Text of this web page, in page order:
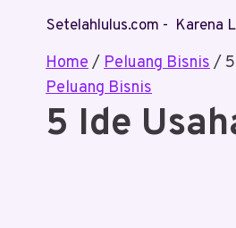
content
Setelahlulus.com - Karena
Home/ Peluang Bisnis/
Peluang Bisnis
5 Ide